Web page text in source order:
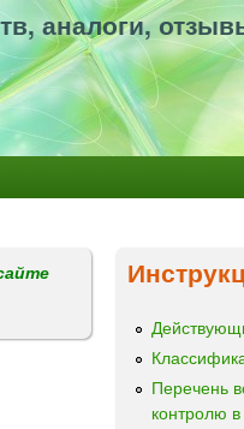
аналоги,
Перечень
контролю